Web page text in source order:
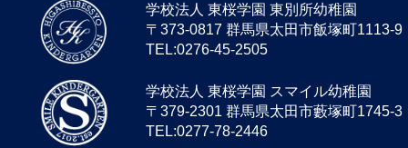
学校法人 東桜学園 東別所幼稚園
〒373-0817 群馬県太田市飯塚町1113-9
TEL:0276-45-2505
学校法人 東桜学園 スマイル幼稚園
〒379-2301 群馬県太田市藪塚町1745-3
TEL:0277-78-2446